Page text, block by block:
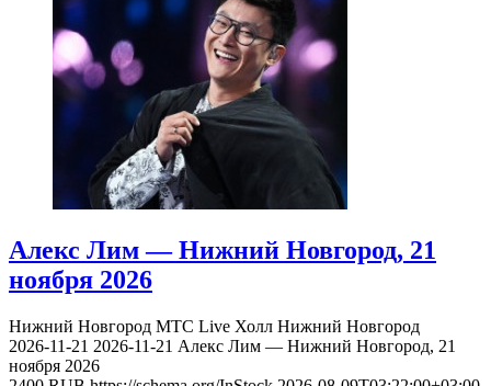
Алекс Лим — Нижний Новгород, 21
ноября 2026
Нижний Новгород МТС Live Холл Нижний Новгород
2026-11-21 2026-11-21 Алекс Лим — Нижний Новгород, 21
ноября 2026